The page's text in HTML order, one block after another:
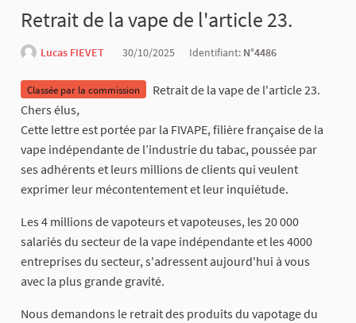
Retrait de la vape de l'article 23.
Lucas FIEVET 30/10/2025 Identifiant: N°4486
Classée par la commission
Retrait de la vape de l'article 23.
Chers élus,
Cette lettre est portée par la FIVAPE, filière française de la
vape indépendante de l’industrie du tabac, poussée par
ses adhérents et leurs millions de clients qui veulent
exprimer leur mécontentement et leur inquiétude.
Les 4 millions de vapoteurs et vapoteuses, les 20 000
salariés du secteur de la vape indépendante et les 4000
entreprises du secteur, s'adressent aujourd'hui à vous
avec la plus grande gravité.
Nous demandons le retrait des produits du vapotage du